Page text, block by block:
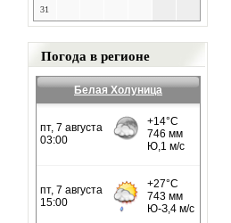
31
Погода в регионе
Белая Холуница